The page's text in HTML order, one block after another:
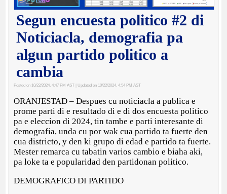
Segun encuesta politico #2 di
Noticiacla, demografia pa
algun partido politico a
cambia
Posted on 10/22/2024, 4:47 PM AST | Updated on 10/22/2024, 4:54 PM AST
ORANJESTAD – Despues cu noticiacla a publica e
prome parti di e resultado di e di dos encuesta politico
pa e eleccion di 2024, tin tambe e parti interesante di
demografia, unda cu por wak cua partido ta fuerte den
cua districto, y den ki grupo di edad e partido ta fuerte.
Mester remarca cu tabatin varios cambio e biaha aki,
pa loke ta e popularidad den partidonan politico.
DEMOGRAFICO DI PARTIDO